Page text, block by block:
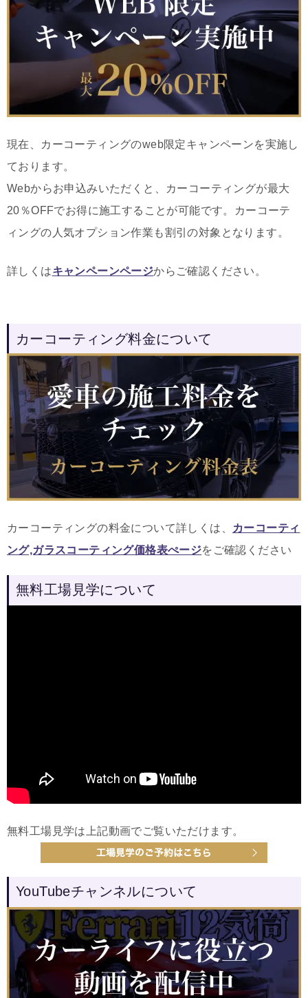
現在、カーコーティングのweb限定キャンペーンを実施し
ております。
Webからお申込みいただくと、カーコーティングが最大
20％OFFでお得に施工することが可能です。カーコーテ
ィングの人気オプション作業も割引の対象となります。
詳しくはキャンペーンページからご確認ください。
カーコーティング料金について
カーコーティングの料金について詳しくは、
カーコーティ
ング,ガラスコーティング価格表ぺージをご確認ください
無料工場見学について
無料工場見学は上記動画でご覧いただけます。
YouTubeチャンネルについて